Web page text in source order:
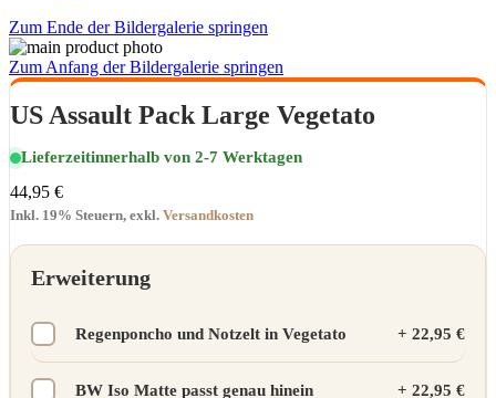
Zum Ende der Bildergalerie springen
Zum Anfang der Bildergalerie springen
US Assault Pack Large Vegetato
Lieferzeitinnerhalb von 2-7 Werktagen
44,95 €
Inkl. 19% Steuern, exkl. Versandkosten
Erweiterung
Regenponcho und Notzelt in Vegetato + 22,95 €
BW Iso Matte passt genau hinein + 22,95 €